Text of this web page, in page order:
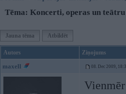
Tēma: Koncerti, operas un
Jauna tēma Atbildēt
Autors Ziņojums
maxell 08. Dec 2009,